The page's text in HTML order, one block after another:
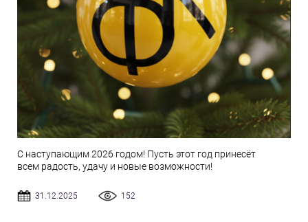
С наступающим 2026 годом! Пусть этот год принесёт
всем радость, удачу и новые возможности!
31.12.2025 152